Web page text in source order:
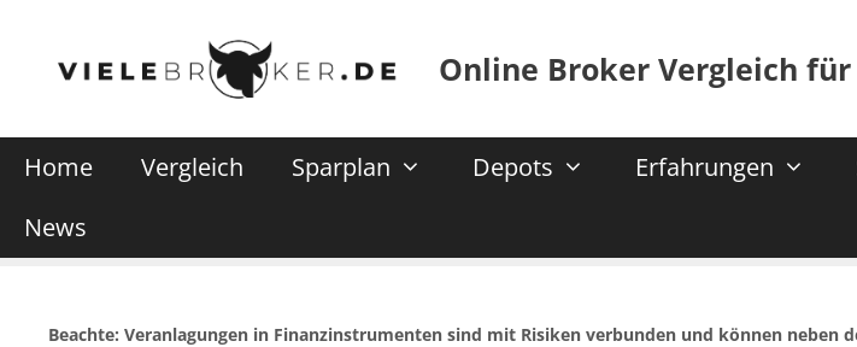
springen
Online Broker Vergleich
Home Vergleich Sparplan Depots Erfahrungen
News
Beachte: Veranlagungen in Finanzinstrumenten sind mit Risiken verbunden und können neben